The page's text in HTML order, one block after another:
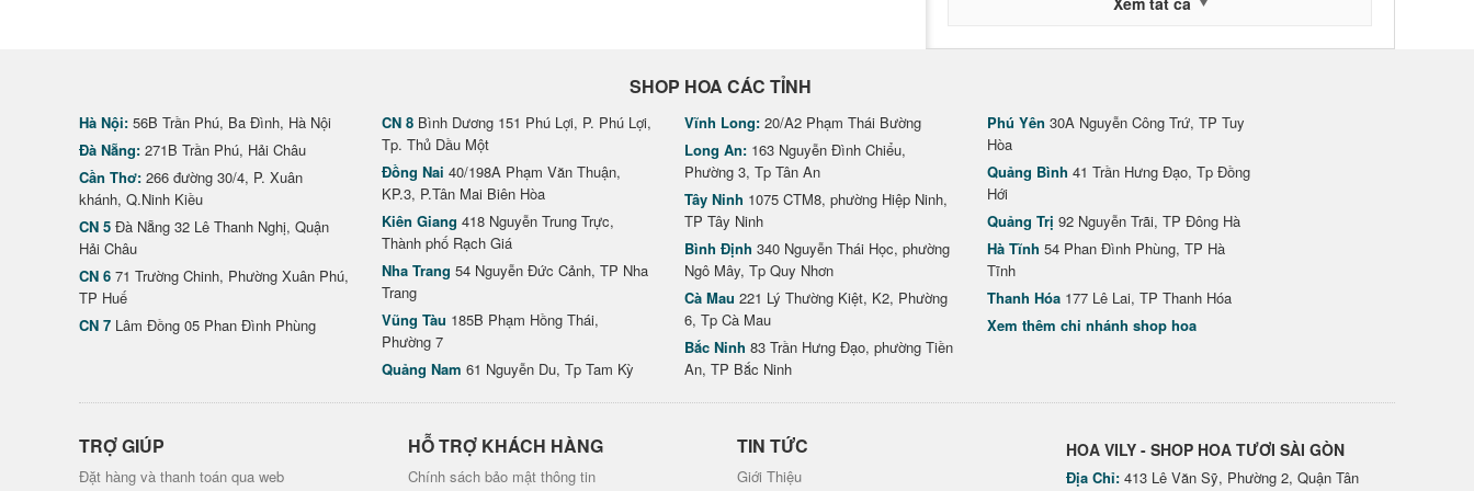
SHOP HOA CÁC TỈNH
Hà Nội: 56B Trần Phú, Ba Đình, Hà Nội
Đà Nẵng: 271B Trần Phú, Hải Châu
Cần Thơ: 266 đường 30/4, P. Xuân
khánh, Q.Ninh Kiều
CN 5 Đà Nẵng 32 Lê Thanh Nghị, Quận
Hải Châu
CN 6 71 Trường Chinh, Phường Xuân Phú,
TP Huế
CN 7 Lâm Đồng 05 Phan Đình Phùng
CN 8 Bình Dương 151 Phú Lợi, P. Phú Lợi,
Tp. Thủ Dầu Một
Đồng Nai 40/198A Phạm Văn Thuận,
KP.3, P.Tân Mai Biên Hòa
Kiên Giang 418 Nguyễn Trung Trực,
Thành phố Rạch Giá
Nha Trang 54 Nguyễn Đức Cảnh, TP Nha
Trang
Vũng Tàu 185B Phạm Hồng Thái,
Phường 7
Quảng Nam 61 Nguyễn Du, Tp Tam Kỳ
Vĩnh Long: 20/A2 Phạm Thái Bường
Long An: 163 Nguyễn Đình Chiểu,
Phường 3, Tp Tân An
Tây Ninh 1075 CTM8, phường Hiệp Ninh,
TP Tây Ninh
Bình Định 340 Nguyễn Thái Học, phường
Ngô Mây, Tp Quy Nhơn
Cà Mau 221 Lý Thường Kiệt, K2, Phường
6, Tp Cà Mau
Bắc Ninh 83 Trần Hưng Đạo, phường Tiền
An, TP Bắc Ninh
Phú Yên 30A Nguyễn Công Trứ, TP Tuy
Hòa
Quảng Bình 41 Trần Hưng Đạo, Tp Đồng
Hới
Quảng Trị 92 Nguyễn Trãi, TP Đông Hà
Hà Tĩnh 54 Phan Đình Phùng, TP Hà
Tĩnh
Thanh Hóa 177 Lê Lai, TP Thanh Hóa
Xem thêm chi nhánh shop hoa
TRỢ GIÚP
Đặt hàng và thanh toán qua web
HỖ TRỢ KHÁCH HÀNG
Chính sách bảo mật thông tin
TIN TỨC
Giới Thiệu
HOA VILY - SHOP HOA TƯƠI SÀI GÒN
Địa Chỉ: 413 Lê Văn Sỹ, Phường 2, Quận Tân